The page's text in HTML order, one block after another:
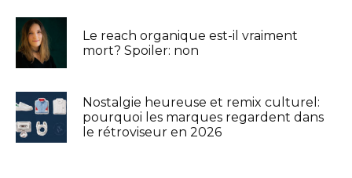
Le reach organique est-il vraiment
mort? Spoiler: non
Nostalgie heureuse et remix culturel:
pourquoi les marques regardent dans
le rétroviseur en 2026